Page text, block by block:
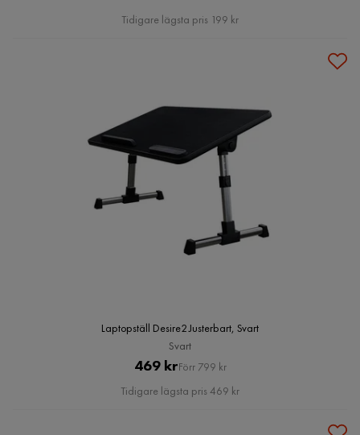
Pris
Tidigare lägsta pris 199 kr
Laptopställ Desire2 Justerbart, Svart
Svart
Pris
469 krOriginal
Pris
Förr 799 kr
Tidigare lägsta pris 469 kr